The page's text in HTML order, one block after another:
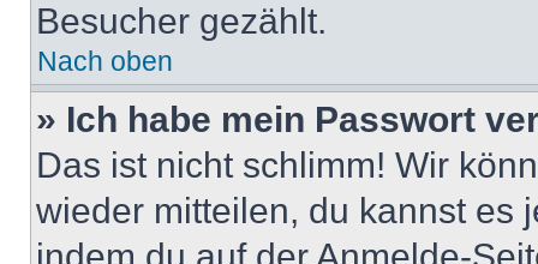
Besucher gezählt.
Nach oben
» Ich habe mein Passwort
Das ist nicht schlimm! Wir
wieder mitteilen, du kannst es